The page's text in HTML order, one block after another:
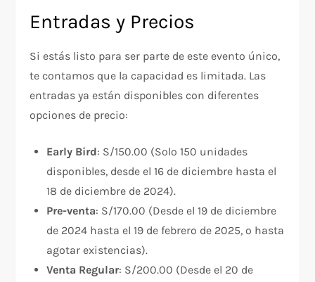
Entradas y Precios
Si estás listo para ser parte de este evento único,
te contamos que la capacidad es limitada. Las
entradas ya están disponibles con diferentes
opciones de precio:
Early Bird: S/150.00 (Solo 150 unidades
disponibles, desde el 16 de diciembre hasta el
18 de diciembre de 2024).
Pre-venta: S/170.00 (Desde el 19 de diciembre
de 2024 hasta el 19 de febrero de 2025, o hasta
agotar existencias).
Venta Regular: S/200.00 (Desde el 20 de